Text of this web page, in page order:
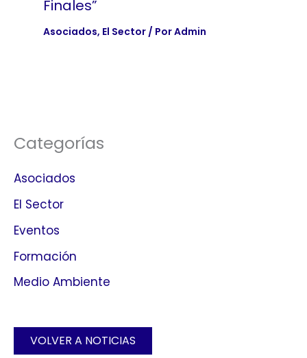
Finales”
Asociados, El Sector/ PorAdmin
Categorías
Asociados
El Sector
Eventos
Formación
Medio Ambiente
VOLVER A NOTICIAS